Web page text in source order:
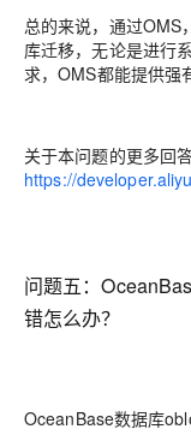
总的来说，通过OMS
库迁移，无论是进行
求，OMS都能提供强
关于本问题的更多回
https://
问题五：
错怎么办？
OceanBase数据库